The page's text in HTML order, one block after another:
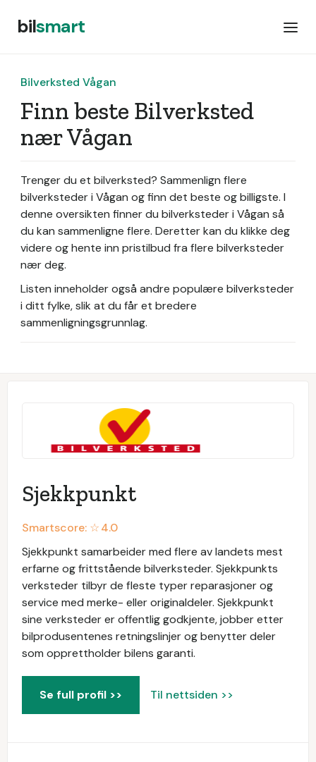
bilsmart
Bilverksted Vågan
Finn beste Bilverksted
nær Vågan
Trenger du et bilverksted? Sammenlign flere
bilverksteder i Vågan og finn det beste og billigste. I
denne oversikten finner du bilverksteder i Vågan så
du kan sammenligne flere. Deretter kan du klikke deg
videre og hente inn pristilbud fra flere bilverksteder
nær deg.
Listen inneholder også andre populære bilverksteder
i ditt fylke, slik at du får et bredere
sammenligningsgrunnlag.
Sjekkpunkt
Smartscore: ☆4.0
Sjekkpunkt samarbeider med flere av landets mest
erfarne og frittstående bilverksteder. Sjekkpunkts
verksteder tilbyr de fleste typer reparasjoner og
service med merke- eller originaldeler. Sjekkpunkt
sine verksteder er offentlig godkjente, jobber etter
bilprodusentenes retningslinjer og benytter deler
som opprettholder bilens garanti.
Se full profil >> Til nettsiden >>